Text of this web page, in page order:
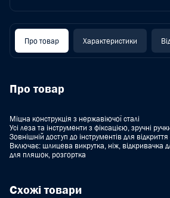
Про товар Характеристики
Про товар
Міцна конструкція з нержавіючої сталі
Усі леза та інструменти з фіксацією, зручні
Зовнішній доступ до інструментів для
Включає: шлицева викрутка, ніж, відкривачка
для пляшок, розгортка
Схожі товари